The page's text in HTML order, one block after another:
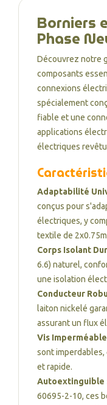
Borniers
Phase
Découvrez notre
composants
connexions
spécialement
fiable et une
applications
électriques
Adaptabilité
conçus pour
électriques, y
textile de
Corps Isolant
6.6) naturel,
une isolation
Conducteur
laiton nickelé
assurant un flux
Vis
sont
et rapide.
Autoextinguible
60695-2-10, ces